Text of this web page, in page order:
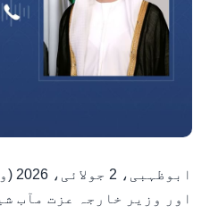
اور وزیر خارجہ عزت مآب